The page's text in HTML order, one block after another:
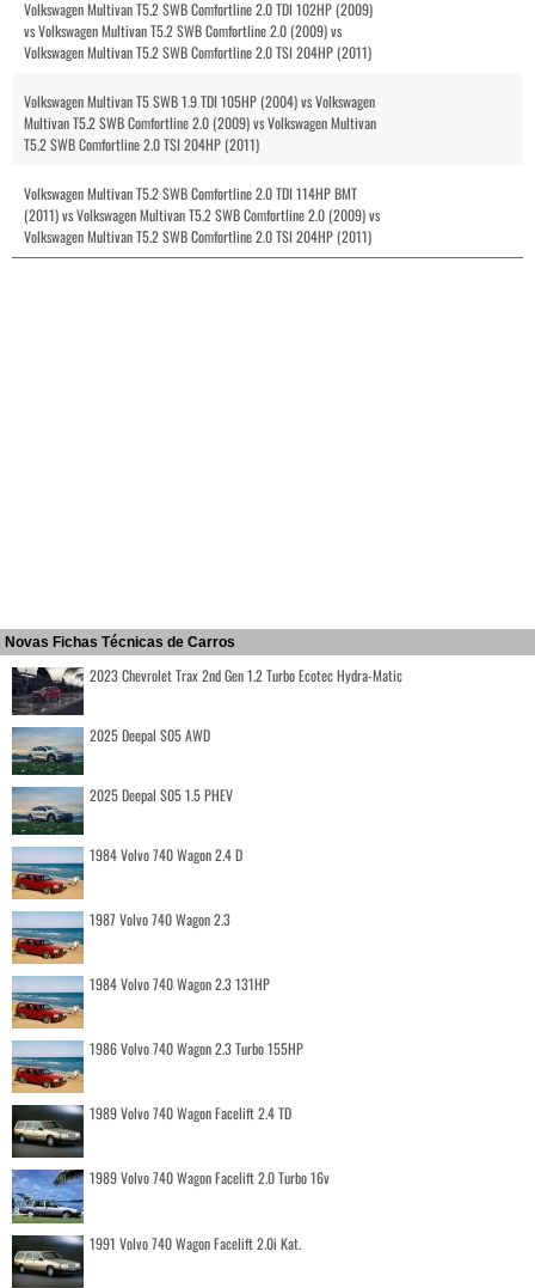
Volkswagen Multivan T5.2 SWB Comfortline 2.0 TDI 102HP (2009)
vs Volkswagen Multivan T5.2 SWB Comfortline 2.0 (2009) vs
Volkswagen Multivan T5.2 SWB Comfortline 2.0 TSI 204HP (2011)
Volkswagen Multivan T5 SWB 1.9 TDI 105HP (2004) vs Volkswagen
Multivan T5.2 SWB Comfortline 2.0 (2009) vs Volkswagen Multivan
T5.2 SWB Comfortline 2.0 TSI 204HP (2011)
Volkswagen Multivan T5.2 SWB Comfortline 2.0 TDI 114HP BMT
(2011) vs Volkswagen Multivan T5.2 SWB Comfortline 2.0 (2009) vs
Volkswagen Multivan T5.2 SWB Comfortline 2.0 TSI 204HP (2011)
Novas Fichas Técnicas de Carros
2023 Chevrolet Trax 2nd Gen 1.2 Turbo Ecotec Hydra-Matic
2025 Deepal S05 AWD
2025 Deepal S05 1.5 PHEV
1984 Volvo 740 Wagon 2.4 D
1987 Volvo 740 Wagon 2.3
1984 Volvo 740 Wagon 2.3 131HP
1986 Volvo 740 Wagon 2.3 Turbo 155HP
1989 Volvo 740 Wagon Facelift 2.4 TD
1989 Volvo 740 Wagon Facelift 2.0 Turbo 16v
1991 Volvo 740 Wagon Facelift 2.0i Kat.